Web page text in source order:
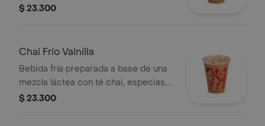
especias, leche y miel, servida sobre
$ 23.300
Chai Frío Vainilla
Bebida fría preparada a base de una
mezcla láctea con té chai, especias,
leche, miel, vainilla y almendras,
$ 23.300